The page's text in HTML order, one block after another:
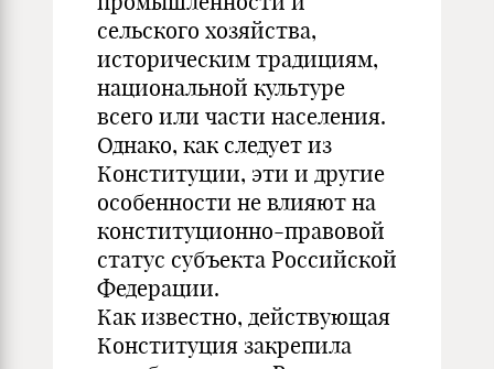
сельского хозяйства,
историческим традициям,
национальной культуре
всего или части населения.
Однако, как следует из
Конституции, эти и другие
особенности не влияют на
конституционно-правовой
статус субъекта Российской
Федерации.
Как известно, действующая
Конституция закрепила